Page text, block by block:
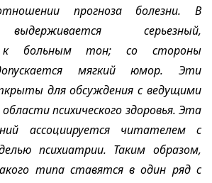
прогноза болезни. В
серьезный,
к больным тон; со стороны
мягкий юмор. Эти
для обсуждения с ведущими
психического здоровья. Эта
ассоциируется читателем с
психиатрии. Таким образом,
типа ставятся в один ряд с